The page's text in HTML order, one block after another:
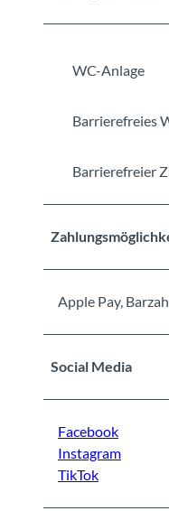
WC-Anlage
Barrierefreies
Barrierefreier
Apple Pay,
Social Media
Facebook
Instagram
TikTok